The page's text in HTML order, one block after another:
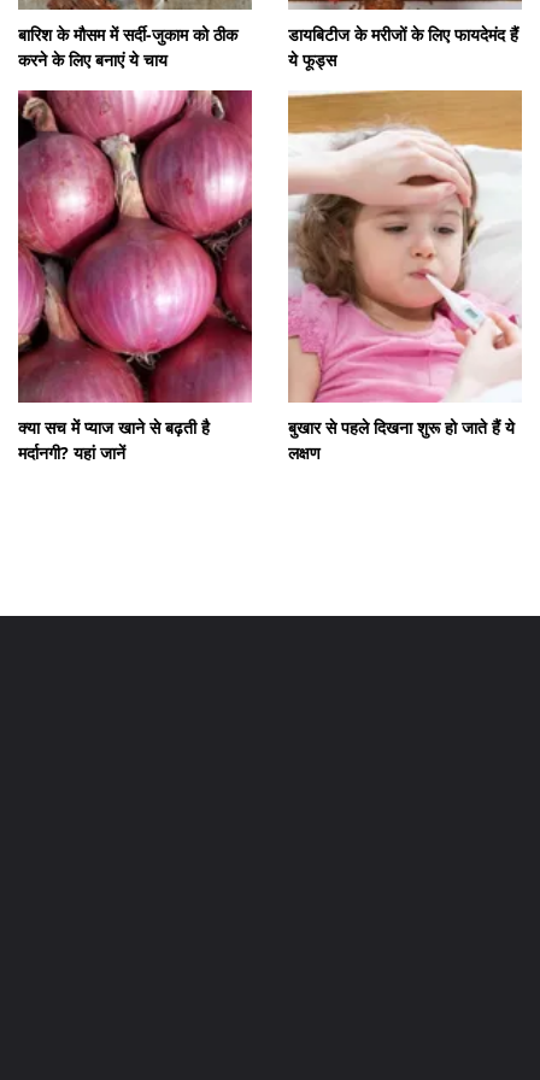
बारिश के मौसम में सर्दी-जुकाम को ठीक
करने के लिए बनाएं ये चाय
डायबिटीज के मरीजों के लिए फायदेमंद हैं
ये फूड्स
क्या सच में प्याज खाने से बढ़ती है
मर्दानगी? यहां जानें
बुखार से पहले दिखना शुरू हो जाते हैं ये
लक्षण